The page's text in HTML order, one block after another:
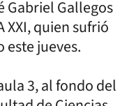
Gabriel Gallegos
XXI, quien sufrió
jueves.
3, al fondo del